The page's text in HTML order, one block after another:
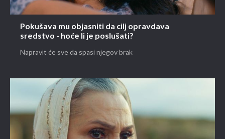
Pokušava mu objasniti da cilj opravdava
sredstvo - hoće li je poslušati?
Napravit će sve da spasi njegov brak